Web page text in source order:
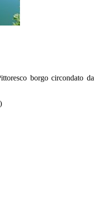
borgo circondato da